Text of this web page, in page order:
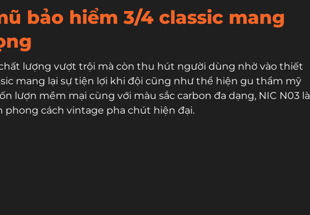
bảo hiểm 3/4 classic mang
lượng vượt trội mà còn thu hút người dùng nhờ vào thiết
mang lại sự tiện lợi khi đội cũng như thể hiện gu thẩm mỹ
lượn mềm mại cùng với màu sắc carbon đa dạng, NIC N03 là
phong cách vintage pha chút hiện đại.